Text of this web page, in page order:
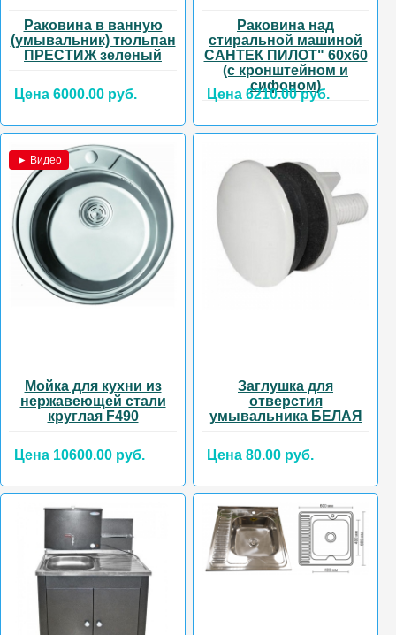
Раковина в ванную
(умывальник) тюльпан
ПРЕСТИЖ зеленый
Цена 6000.00 руб.
Раковина над
стиральной машиной
САНТЕК ПИЛОТ" 60х60
(с кронштейном и
сифоном)
Цена 6210.00 руб.
► Видео
Мойка для кухни из
нержавеющей стали
круглая F490
Цена 10600.00 руб.
Заглушка для
отверстия
умывальника БЕЛАЯ
Цена 80.00 руб.